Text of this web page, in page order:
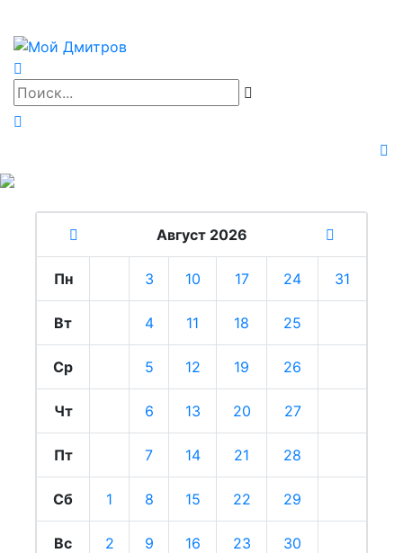
Август 2026
Пн 3 10 17 24 31
Вт 4 11 18 25
Ср 5 12 19 26
Чт 6 13 20 27
Пт 7 14 21 28
Сб 1 8 15 22 29
Вс 2 9 16 23 30